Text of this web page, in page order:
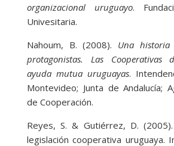
organizacional uruguayo.
Univesitaria.
Nahoum, B. (2008). Una
protagonistas. Las Cooperativas
ayuda mutua uruguayas.
Montevideo; Junta de Andalucía;
de Cooperación.
Reyes, S. & Gutiérrez, D.
legislación cooperativa uruguaya.